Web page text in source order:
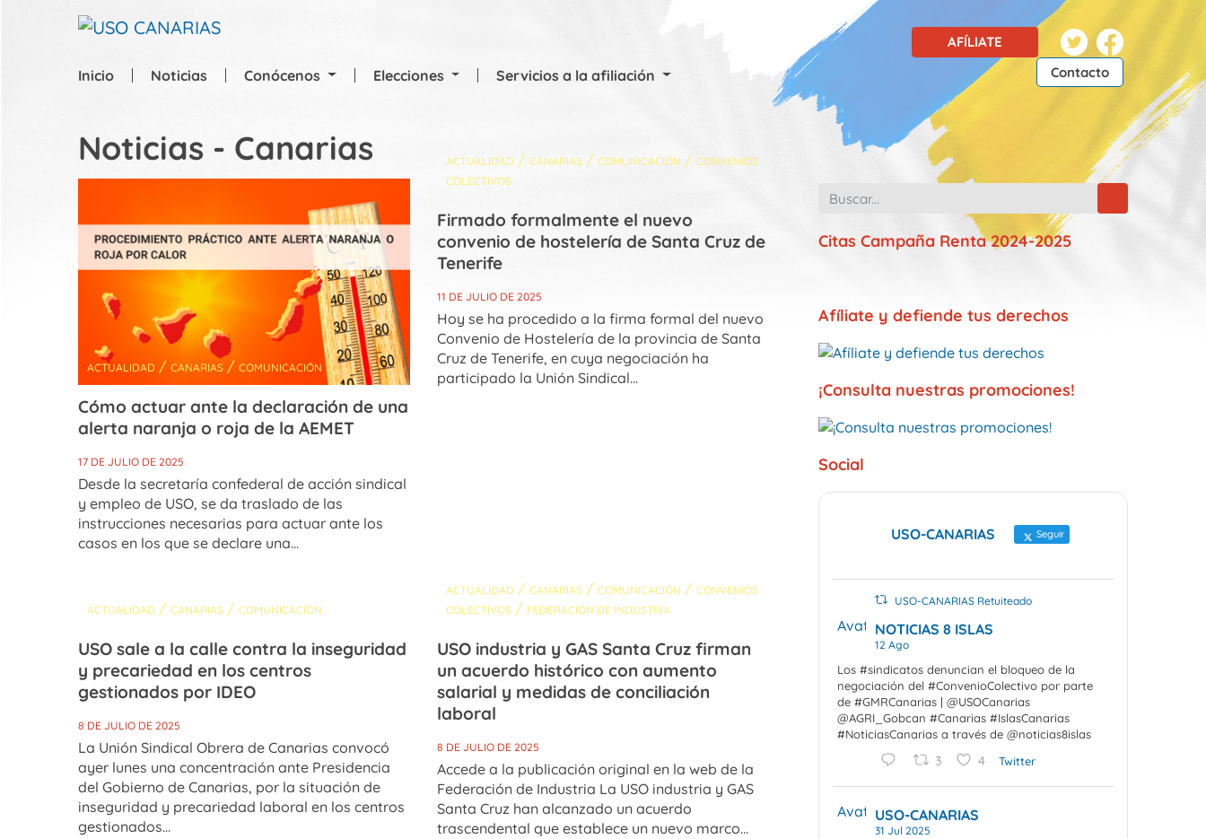
AFÍLIATE
Inicio Noticias Conócenos Elecciones Servicios a la afiliación Contacto
Noticias - Canarias
ACTUALIDAD / CANARIAS / COMUNICACIÓN
Cómo actuar ante la declaración de una
alerta naranja o roja de la AEMET
17 DE JULIO DE 2025
Desde la secretaría confederal de acción sindical
y empleo de USO, se da traslado de las
instrucciones necesarias para actuar ante los
casos en los que se declare una...
ACTUALIDAD / CANARIAS / COMUNICACIÓN / CONVENIOS
COLECTIVOS
Firmado formalmente el nuevo
convenio de hostelería de Santa Cruz de
Tenerife
11 DE JULIO DE 2025
Hoy se ha procedido a la firma formal del nuevo
Convenio de Hostelería de la provincia de Santa
Cruz de Tenerife, en cuya negociación ha
participado la Unión Sindical...
ACTUALIDAD / CANARIAS / COMUNICACIÓN
USO​ sale a la calle contra la inseguridad
y precariedad en los centros
gestionados por IDEO
8 DE JULIO DE 2025
La Unión Sindical Obrera de Canarias convocó
ayer lunes una concentración ante Presidencia
del Gobierno de Canarias, por la situación de
inseguridad y precariedad laboral en los centros
gestionados...
ACTUALIDAD / CANARIAS / COMUNICACIÓN / CONVENIOS
COLECTIVOS / FEDERACIÓN DE INDUSTRIA
USO​ industria y GAS Santa Cruz firman
un acuerdo histórico con aumento
salarial y medidas de conciliación
laboral
8 DE JULIO DE 2025
Accede a la publicación original en la web de la
Federación de Industria La USO industria y GAS
Santa Cruz han alcanzado un acuerdo
trascendental que establece un nuevo marco...
Citas Campaña Renta 2024-2025
Afíliate y defiende tus derechos
¡Consulta nuestras promociones!
Social
USO-CANARIAS Seguir
USO-CANARIAS Retuiteado
AvatarNOTICIAS 8 ISLAS
12 Ago
Los #sindicatos denuncian el bloqueo de la
negociación del #ConvenioColectivo por parte
de #GMRCanarias | @USOCanarias
@AGRI_Gobcan #Canarias #IslasCanarias
#NoticiasCanarias a través de @noticias8islas
3 4 Twitter
AvatarUSO-CANARIAS
31 Jul 2025